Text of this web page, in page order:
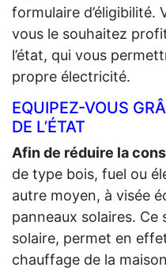
formulaire d’éligibilité.
vous le souhaitez
l’état, qui vous
propre électricité.
EQUIPEZ-VOUS
DE L’ÉTAT
Afin de réduire la
de type bois, fuel ou
autre moyen, à visée
panneaux solaires. Ce
solaire, permet en
chauffage de la